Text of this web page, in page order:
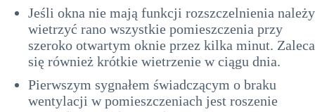
Jeśli okna nie mają funkcji rozszczelnienia należy
wietrzyć rano wszystkie pomieszczenia przy
szeroko otwartym oknie przez kilka minut. Zaleca
się również krótkie wietrzenie w ciągu dnia.
Pierwszym sygnałem świadczącym o braku
wentylacji w pomieszczeniach jest roszenie